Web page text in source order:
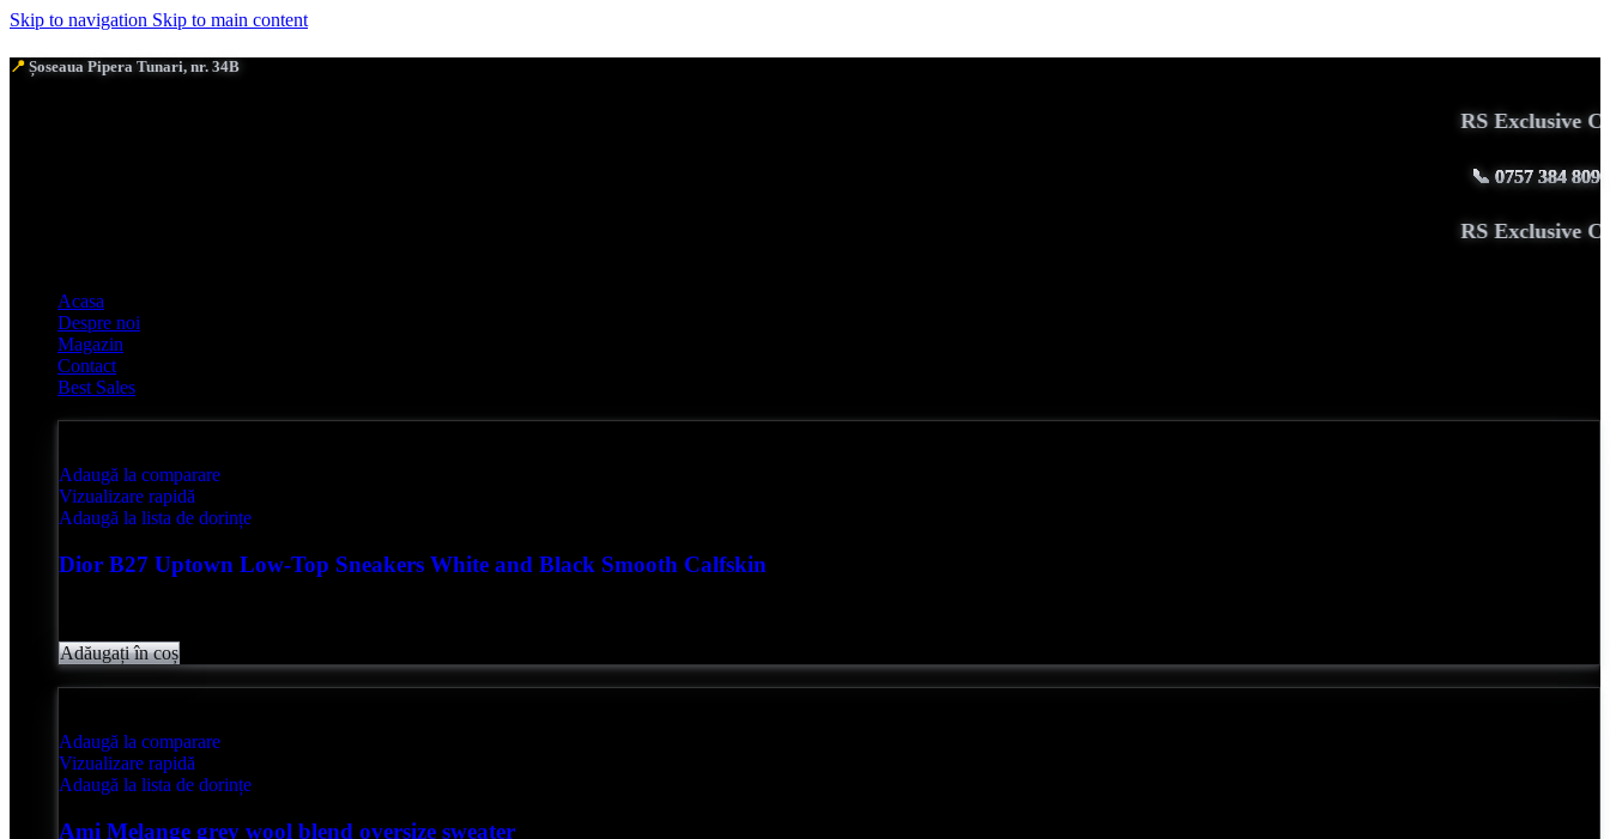
Skip to navigation Skip to main content
📍 Șoseaua Pipera Tunari, nr. 34B
RS Exclusive Couture aduce
📞 0757 384 809
RS Exclusive Couture aduce
Acasa
Despre noi
Magazin
Contact
Best Sales
Adaugă la comparare
Vizualizare rapidă
Adaugă la lista de dorințe
Dior B27 Uptown Low-Top Sneakers White and Black Smooth Calfskin
Adăugați în coș
Adaugă la comparare
Vizualizare rapidă
Adaugă la lista de dorințe
Ami Melange grey wool blend oversize sweater